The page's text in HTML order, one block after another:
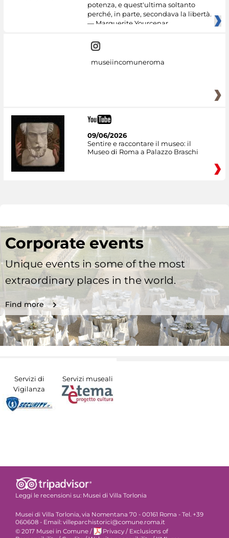
potenza, e quest'ultima soltanto
perché, in parte, secondava la libertà.
— Marguerite Yourcenar
museiincomuneroma
09/06/2026
Sentire e raccontare il museo: il
Museo di Roma a Palazzo Braschi
Corporate events
Unique events in some of the most
extraordinary places in the world.
Find more
Servizi di
Vigilanza
Servizi museali
Leggi le recensioni su: Musei di Villa Torlonia
Musei di Villa Torlonia, via Nomentana 70 - 00161 Roma - Tel. +39
060608 - Email: villeparchistorici@comune.roma.it
© 2017 Musei in Comune / Privacy / Exclusions of